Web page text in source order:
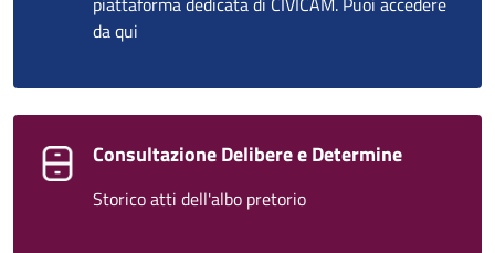
da qui
Consultazione Delibere e Determine
Storico atti dell'albo pretorio